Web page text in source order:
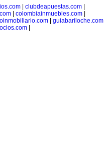
clubdeapuestas.com
colombiainmuebles.com
| guiabariloche.com|
|